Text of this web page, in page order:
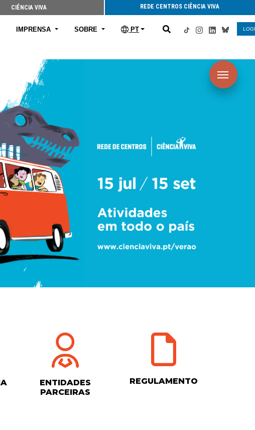
CIÊNCIA VIVA REDE CENTROS CIÊNCIA VIVA
IMPRENSA SOBRE PT
ENTIDADES
PARCEIRAS
REGULAMENTO